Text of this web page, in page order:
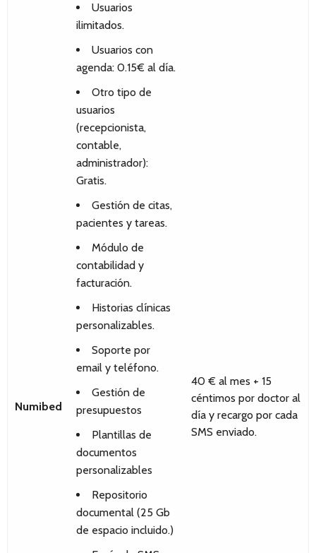
Numibed
Usuarios
ilimitados.
Usuarios con
agenda: 0.15€ al día.
Otro tipo de
usuarios
(recepcionista,
contable,
administrador):
Gratis.
Gestión de citas,
pacientes y tareas.
Módulo de
contabilidad y
facturación.
Historias clínicas
personalizables.
Soporte por
email y teléfono.
Gestión de
presupuestos
Plantillas de
documentos
personalizables
Repositorio
documental (25 Gb
de espacio incluido.)
40 € al mes + 15
céntimos por doctor al
día y recargo por cada
SMS enviado.